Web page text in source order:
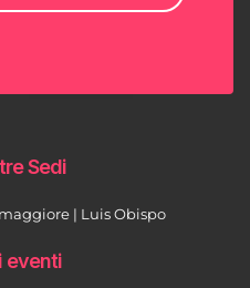
Sedi
| Luis Obispo
eventi